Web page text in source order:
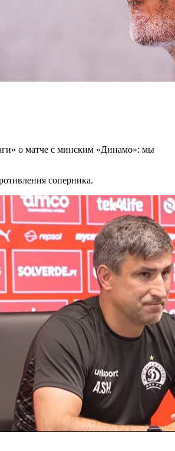
о матче с минским «Динамо»: мы
соперника.